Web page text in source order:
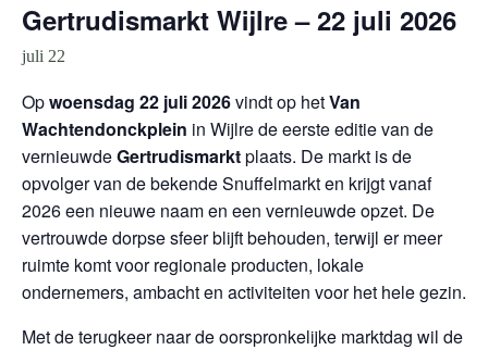
Gertrudismarkt Wijlre – 22 juli 2026
juli 22
Opwoensdag 22 juli 2026vindt op hetVan
Wachtendonckplein in Wijlre de eerste editie van de
vernieuwdeGertrudismarktplaats. De markt is de
opvolger van de bekende Snuffelmarkt en krijgt vanaf
2026 een nieuwe naam en een vernieuwde opzet. De
vertrouwde dorpse sfeer blijft behouden, terwijl er meer
ruimte komt voor regionale producten, lokale
ondernemers, ambacht en activiteiten voor het hele gezin.
Met de terugkeer naar de oorspronkelijke marktdag wil de